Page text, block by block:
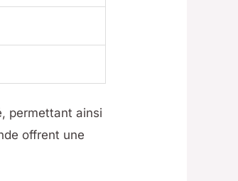
permettant ainsi
offrent une